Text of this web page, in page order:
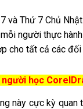
và Thứ 7 Chủ Nhật
người thực
cho tất cả các
học
này cực kỳ